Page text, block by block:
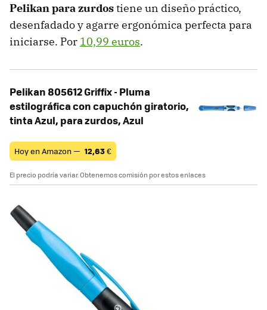
Pelikan para zurdostiene un diseño práctico,
desenfadado y agarre ergonómica perfecta para
iniciarse. Por 10,99 euros.
Pelikan 805612 Griffix - Pluma
estilográfica con capuchón giratorio,
tinta Azul, para zurdos, Azul
Hoy en Amazon — 12,63€
El precio podría variar. Obtenemos comisión por estos enlaces